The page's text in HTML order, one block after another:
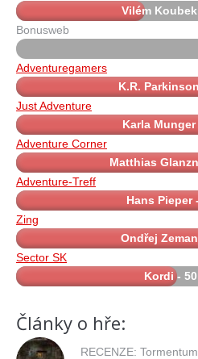
Vilém Koubek
Bonusweb
Adventuregamers
K.R.
Just Adventure
Karla Munger
Adventure Corner
Matthias
Adventure-Treff
Hans Pieper
Zing
Ondřej
Sector SK
Kordi -
Články o hře:
RECENZE: